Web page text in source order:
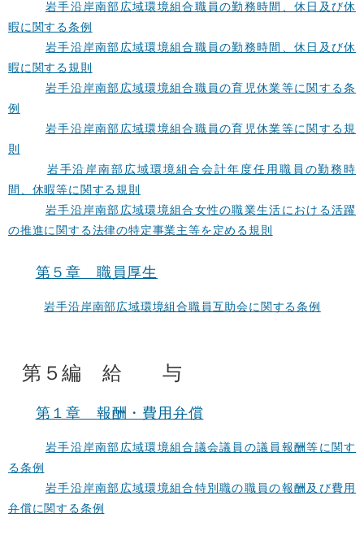
岩手沿岸南部広域環境組合職員の勤務時間、休日及び休
暇に関する条例
岩手沿岸南部広域環境組合職員の勤務時間、休日及び休
暇に関する規則
岩手沿岸南部広域環境組合職員の育児休業等に関する条
例
岩手沿岸南部広域環境組合職員の育児休業等に関する規
則
岩手沿岸南部広域環境組合会計年度任用職員の勤務時
間、休暇等に関する規則
岩手沿岸南部広域環境組合女性の職業生活における活躍
の推進に関する法律の特定事業主等を定める規則
第５章 職員厚生
岩手沿岸南部広域環境組合職員互助会に関する条例
第５編 給 与
第１章 報酬・費用弁償
岩手沿岸南部広域環境組合議会議員の議員報酬等に関す
る条例
岩手沿岸南部広域環境組合特別職の職員の報酬及び費用
弁償に関する条例